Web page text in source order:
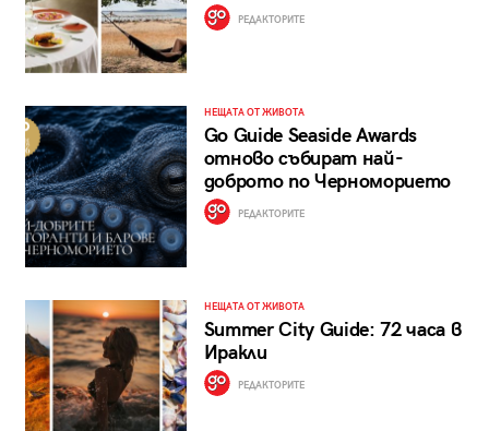
РЕДАКТОРИТЕ
НЕЩАТА ОТ ЖИВОТА
Go Guide Seaside Awards
отново събират най-
доброто по Черноморието
РЕДАКТОРИТЕ
НЕЩАТА ОТ ЖИВОТА
Summer City Guide: 72 часа в
Иракли
РЕДАКТОРИТЕ